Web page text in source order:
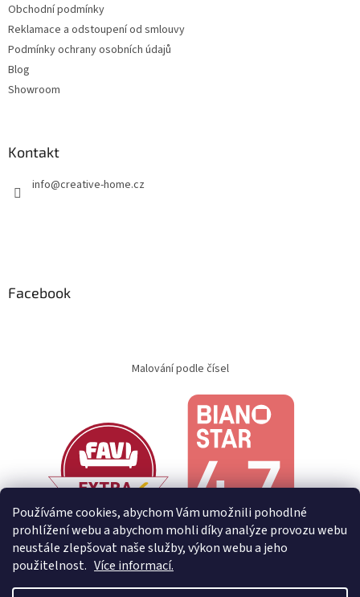
Používáme cookies, abychom Vám umožnili pohodlné
prohlížení webu a abychom mohli díky analýze provozu webu
neustále zlepšovat naše služby, výkon webu a jeho
použitelnost. Více informací.
Obchodní podmínky
Reklamace a odstoupení od smlouvy
Podmínky ochrany osobních údajů
Blog
Showroom
Kontakt
info@creative-home.cz
Facebook
Malování podle čísel